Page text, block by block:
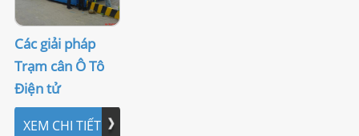
Các giải pháp
Trạm cân Ô Tô
Điện tử
XEM CHI TIẾT